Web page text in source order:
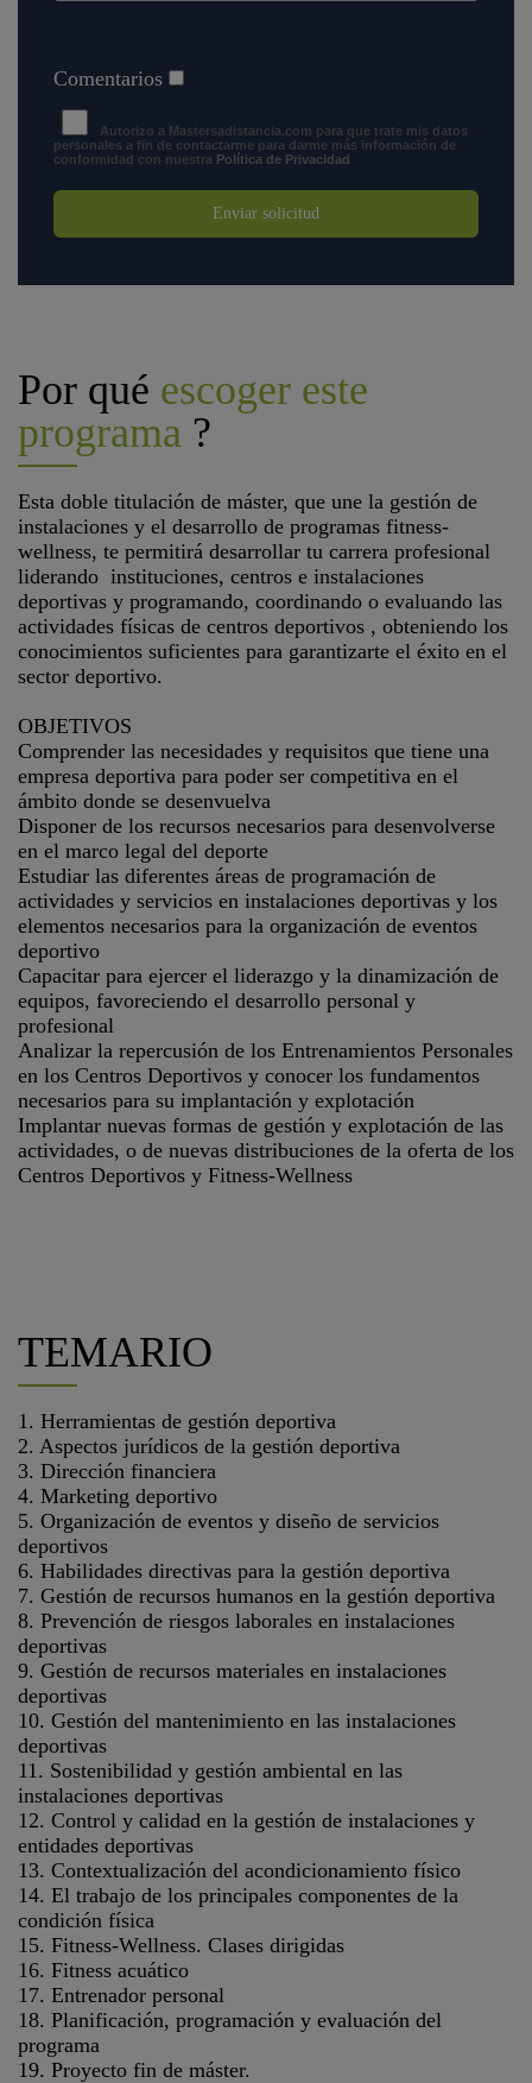
Comentarios
Autorizo a Mastersadistancia.com para que trate mis datos
personales a fin de contactarme para darme más información de
conformidad con nuestra Política de Privacidad
Enviar solicitud
Por qué escoger este
programa ?
Esta doble titulación de máster, que une la gestión de
instalaciones y el desarrollo de programas fitness-
wellness, te permitirá desarrollar tu carrera profesional
liderando instituciones, centros e instalaciones
deportivas y programando, coordinando o evaluando las
actividades físicas de centros deportivos , obteniendo los
conocimientos suficientes para garantizarte el éxito en el
sector deportivo.
OBJETIVOS
Comprender las necesidades y requisitos que tiene una
empresa deportiva para poder ser competitiva en el
ámbito donde se desenvuelva
Disponer de los recursos necesarios para desenvolverse
en el marco legal del deporte
Estudiar las diferentes áreas de programación de
actividades y servicios en instalaciones deportivas y los
elementos necesarios para la organización de eventos
deportivo
Capacitar para ejercer el liderazgo y la dinamización de
equipos, favoreciendo el desarrollo personal y
profesional
Analizar la repercusión de los Entrenamientos Personales
en los Centros Deportivos y conocer los fundamentos
necesarios para su implantación y explotación
Implantar nuevas formas de gestión y explotación de las
actividades, o de nuevas distribuciones de la oferta de los
Centros Deportivos y Fitness-Wellness
TEMARIO
1. Herramientas de gestión deportiva
2. Aspectos jurídicos de la gestión deportiva
3. Dirección financiera
4. Marketing deportivo
5. Organización de eventos y diseño de servicios
deportivos
6. Habilidades directivas para la gestión deportiva
7. Gestión de recursos humanos en la gestión deportiva
8. Prevención de riesgos laborales en instalaciones
deportivas
9. Gestión de recursos materiales en instalaciones
deportivas
10. Gestión del mantenimiento en las instalaciones
deportivas
11. Sostenibilidad y gestión ambiental en las
instalaciones deportivas
12. Control y calidad en la gestión de instalaciones y
entidades deportivas
13. Contextualización del acondicionamiento físico
14. El trabajo de los principales componentes de la
condición física
15. Fitness-Wellness. Clases dirigidas
16. Fitness acuático
17. Entrenador personal
18. Planificación, programación y evaluación del
programa
19. Proyecto fin de máster.